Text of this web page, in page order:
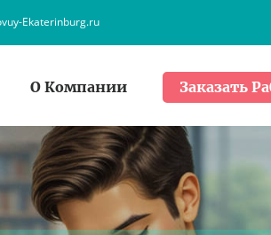
Ekaterinburg.ru
О Компании Заказать